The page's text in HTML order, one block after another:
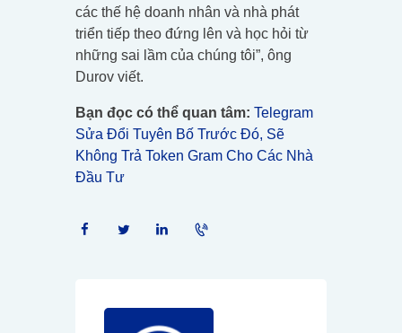
các thế hệ doanh nhân và nhà phát
triển tiếp theo đứng lên và học hỏi từ
những sai lầm của chúng tôi”, ông
Durov viết.
Bạn đọc có thể quan tâm: Telegram
Sửa Đổi Tuyên Bố Trước Đó, Sẽ
Không Trả Token Gram Cho Các Nhà
Đầu Tư